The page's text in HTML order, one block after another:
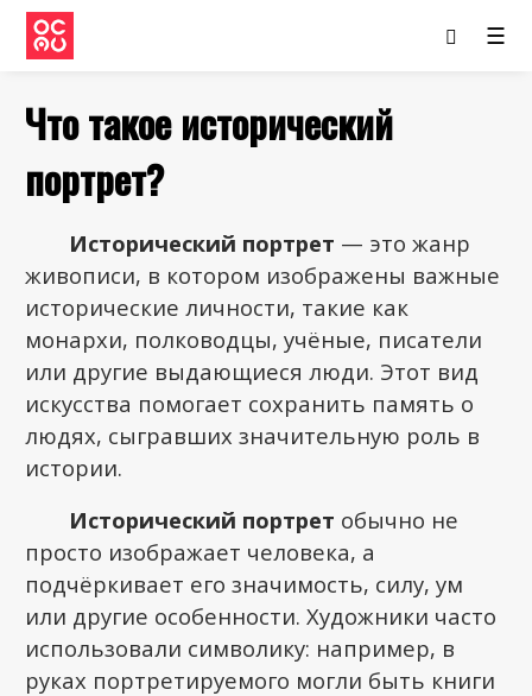
☰
Что такое исторический
портрет?
Исторический портрет — это жанр
живописи, в котором изображены важные
исторические личности, такие как
монархи, полководцы, учёные, писатели
или другие выдающиеся люди. Этот вид
искусства помогает сохранить память о
людях, сыгравших значительную роль в
истории.
Исторический портрет обычно не
просто изображает человека, а
подчёркивает его значимость, силу, ум
или другие особенности. Художники часто
использовали символику: например, в
руках портретируемого могли быть книги